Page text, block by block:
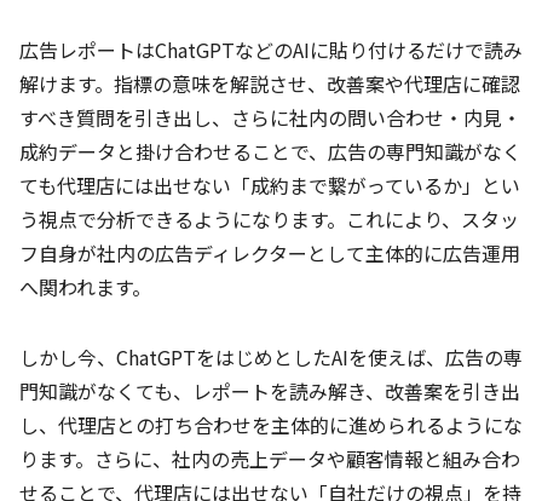
広告レポートはChatGPTなどのAIに貼り付けるだけで読み
解けます。指標の意味を解説させ、改善案や代理店に確認
すべき質問を引き出し、さらに社内の問い合わせ・内見・
成約データと掛け合わせることで、広告の専門知識がなく
ても代理店には出せない「成約まで繋がっているか」とい
う視点で分析できるようになります。これにより、スタッ
フ自身が社内の広告ディレクターとして主体的に広告運用
へ関われます。
しかし今、ChatGPTをはじめとしたAIを使えば、広告の専
門知識がなくても、レポートを読み解き、改善案を引き出
し、代理店との打ち合わせを主体的に進められるようにな
ります。さらに、社内の売上データや顧客情報と組み合わ
せることで、代理店には出せない「自社だけの視点」を持